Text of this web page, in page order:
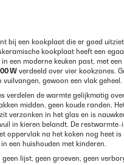
bij een kookplaat die er goed
kookplaat heeft een
een moderne keuken past, met een
W verdeeld over vier kookzones.
gewoon een vlak geheel.
verdelen de warmte gelijkmatig
midden, geen koude randen.
verzonken in het glas en is
in kieren belandt. De
oppervlak na het koken nog heet is
een huishouden met kinderen.
lijst, geen groeven, geen